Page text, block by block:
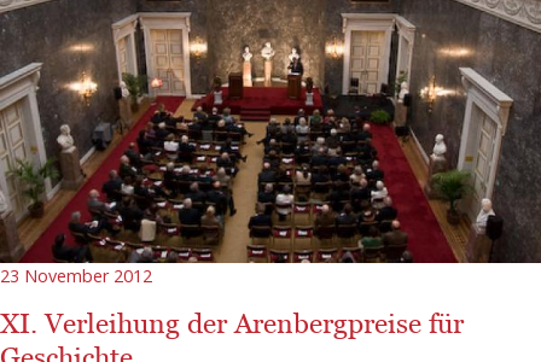
23 November 2012
XI. Verleihung der Arenbergpreise für